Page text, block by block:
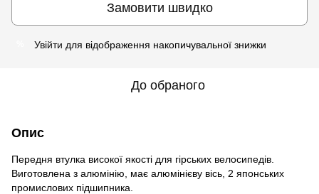
Замовити швидко
Увійти для відображення накопичувальної знижки
До обраного
Опис
Передня втулка високої якості для гірських велосипедів.
Виготовлена з алюмінію, має алюмінієву вісь, 2 японських
промислових підшипника.